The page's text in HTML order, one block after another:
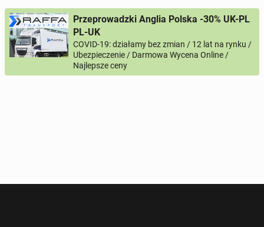
Przeprowadzki Anglia Polska -30% UK-PL
PL-UK
COVID-19: działamy bez zmian / 12 lat na rynku /
Ubezpieczenie / Darmowa Wycena Online /
Najlepsze ceny